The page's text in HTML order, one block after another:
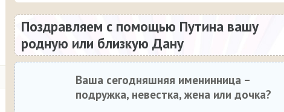
Поздравляем с помощью Путина вашу
родную или близкую Дану
Ваша сегодняшняя именинница –
подружка, невестка, жена или дочка?